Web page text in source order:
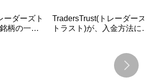
ーダーズト
柄の一部
TradersTrust(トレーダーズ
トラスト)が、入金方法に